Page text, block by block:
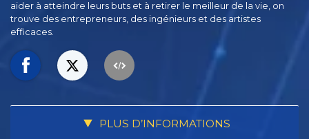
aider à atteindre leurs buts et à retirer le meilleur de la vie, on
trouve des entrepreneurs, des ingénieurs et des artistes
efficaces.
PLUS D’INFORMATIONS